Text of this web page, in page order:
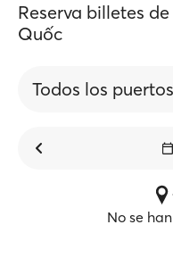
Reserva billetes
Quốc
Todos los puertos
No se